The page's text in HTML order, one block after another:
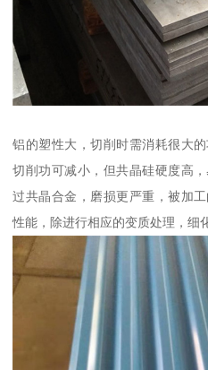
铝的塑性大，切削时需消耗很大
切削功可减小，但共晶硅硬度高
过共晶合金，磨损更严重，被加
性能，除进行相应的变质处理，细